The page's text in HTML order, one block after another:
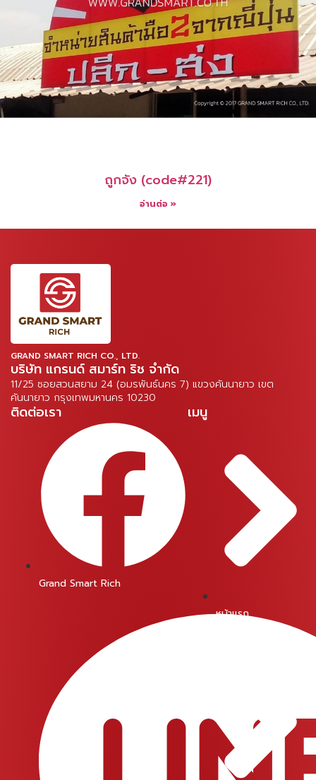
ถูกจัง (code#221)
อ่านต่อ »
GRAND SMART RICH CO., LTD.
บริษัท แกรนด์ สมาร์ท ริช จำกัด
11/25 ซอยสวนสยาม 24 (อมรพันธ์นคร 7) แขวงคันนายาว เขต
คันนายาว กรุงเทพมหานคร 10230
ติดต่อเรา
Grand Smart Rich
เมนู
หน้าแรก